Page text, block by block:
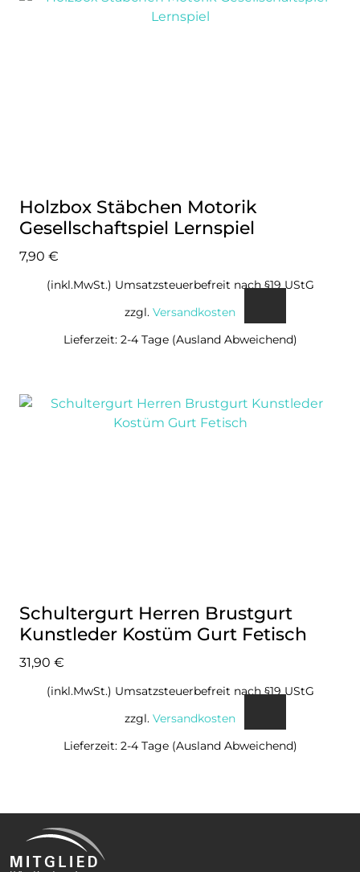
Holzbox Stäbchen Motorik
Gesellschaftspiel Lernspiel
7,90 €
(inkl.MwSt.) Umsatzsteuerbefreit nach §19 UStG
zzgl. Versandkosten
Lieferzeit: 2-4 Tage (Ausland Abweichend)
Schultergurt Herren Brustgurt
Kunstleder Kostüm Gurt Fetisch
31,90 €
(inkl.MwSt.) Umsatzsteuerbefreit nach §19 UStG
zzgl. Versandkosten
Lieferzeit: 2-4 Tage (Ausland Abweichend)